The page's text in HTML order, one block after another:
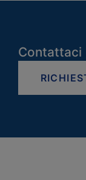
Contattaci